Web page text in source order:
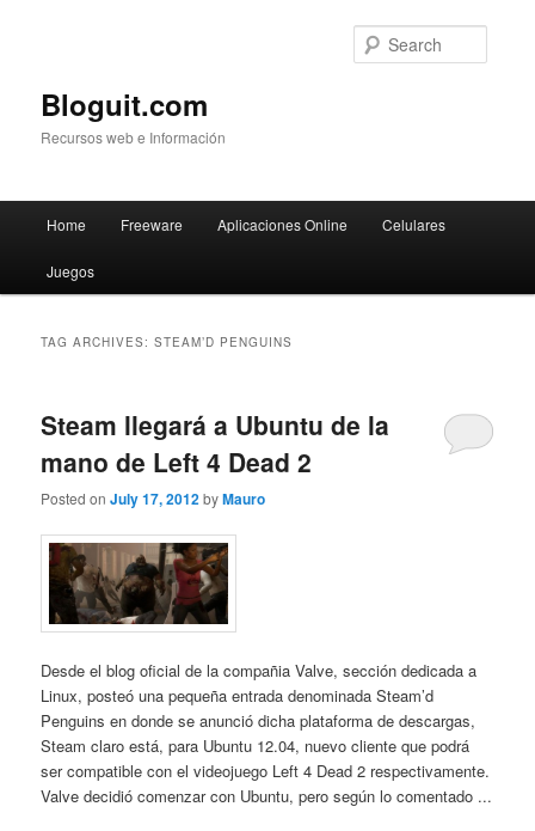
Bloguit.com
Recursos web e Información
Skip
to
Skip
to
Home Freeware Aplicaciones Online Celulares
Juegos
TAG ARCHIVES:STEAM’D PENGUINS
Steam llegará a Ubuntu de la
mano de Left 4 Dead 2
Posted onJuly 17, 2012byMauro
Desde el blog oficial de la compañia Valve, sección dedicada a
Linux, posteó una pequeña entrada denominada Steam’d
Penguins en donde se anunció dicha plataforma de descargas,
Steam claro está, para Ubuntu 12.04, nuevo cliente que podrá
ser compatible con el videojuego Left 4 Dead 2 respectivamente.
Valve decidió comenzar con Ubuntu, pero según lo comentado ...